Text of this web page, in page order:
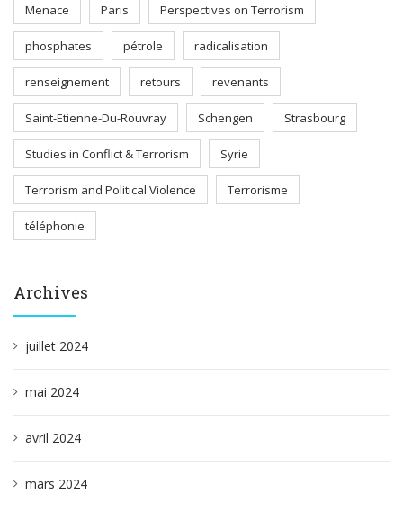
Menace Paris Perspectives on Terrorism
phosphates pétrole radicalisation
renseignement retours revenants
Saint-Etienne-Du-Rouvray Schengen Strasbourg
Studies in Conflict & Terrorism Syrie
Terrorism and Political Violence Terrorisme
téléphonie
Archives
juillet 2024
mai 2024
avril 2024
mars 2024